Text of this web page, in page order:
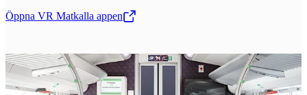
Öppna VR Matkalla appen
,Öppnas i en ny flik